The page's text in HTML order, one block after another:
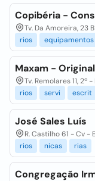
Copibéria -
Tv. Da Amoreira, 23
rios
equipamentos
Maxam -
Tv. Remolares 11, 2º
rios
servi escrit
José Sales Luís
R. Castilho 61 - Cv -
rios
nicas rias
Congregação